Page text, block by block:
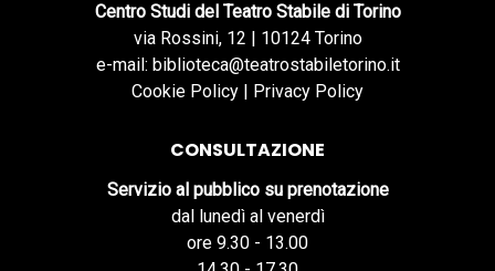
Centro Studi del Teatro Stabile di Torino
via Rossini, 12 | 10124 Torino
e-mail: biblioteca@teatrostabiletorino.it
Cookie Policy | Privacy Policy
CONSULTAZIONE
Servizio al pubblico su prenotazione
dal lunedì al venerdì
ore 9.30 - 13.00